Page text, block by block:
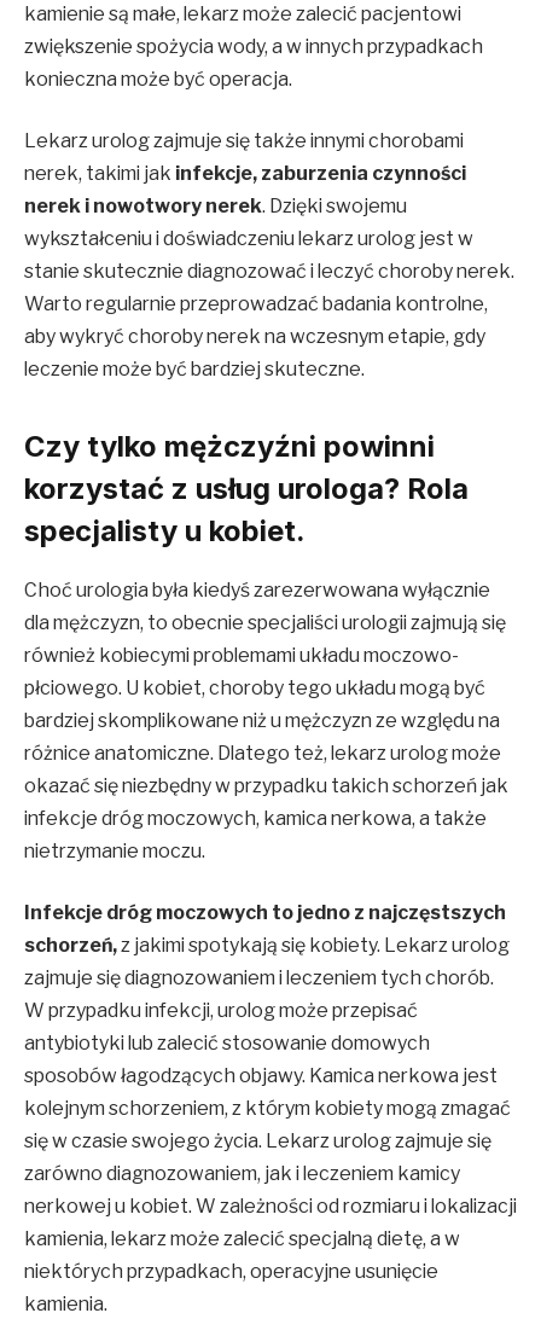
kamienie są małe, lekarz może zalecić pacjentowi
zwiększenie spożycia wody, a w innych przypadkach
konieczna może być operacja.
Lekarz urolog zajmuje się także innymi chorobami
nerek, takimi jak infekcje, zaburzenia czynności
nerek i nowotwory nerek. Dzięki swojemu
wykształceniu i doświadczeniu lekarz urolog jest w
stanie skutecznie diagnozować i leczyć choroby nerek.
Warto regularnie przeprowadzać badania kontrolne,
aby wykryć choroby nerek na wczesnym etapie, gdy
leczenie może być bardziej skuteczne.
Czy tylko mężczyźni powinni
korzystać z usług urologa? Rola
specjalisty u kobiet.
Choć urologia była kiedyś zarezerwowana wyłącznie
dla mężczyzn, to obecnie specjaliści urologii zajmują się
również kobiecymi problemami układu moczowo-
płciowego. U kobiet, choroby tego układu mogą być
bardziej skomplikowane niż u mężczyzn ze względu na
różnice anatomiczne. Dlatego też, lekarz urolog może
okazać się niezbędny w przypadku takich schorzeń jak
infekcje dróg moczowych, kamica nerkowa, a także
nietrzymanie moczu.
Infekcje dróg moczowych to jedno z najczęstszych
schorzeń,z jakimi spotykają się kobiety. Lekarz urolog
zajmuje się diagnozowaniem i leczeniem tych chorób.
W przypadku infekcji, urolog może przepisać
antybiotyki lub zalecić stosowanie domowych
sposobów łagodzących objawy. Kamica nerkowa jest
kolejnym schorzeniem, z którym kobiety mogą zmagać
się w czasie swojego życia. Lekarz urolog zajmuje się
zarówno diagnozowaniem, jak i leczeniem kamicy
nerkowej u kobiet. W zależności od rozmiaru i lokalizacji
kamienia, lekarz może zalecić specjalną dietę, a w
niektórych przypadkach, operacyjne usunięcie
kamienia.